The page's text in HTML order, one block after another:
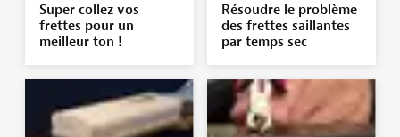
Super collez vos
frettes pour un
meilleur ton !
Résoudre le problème
des frettes saillantes
par temps sec